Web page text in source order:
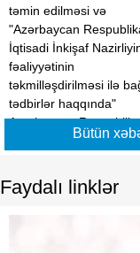
təmin edilməsi və
"Azərbaycan
İqtisadi İnkişaf
fəaliyyətinin
təkmilləşdirilməsi ilə
tədbirlər haqqında"
Azərbaycan
Prezidentinin 2006-cı
Fərmanında dəyişikliklər
edilməsi barədə" 2014-
il 20 fevral tarixli 111
Bütün
Faydalı linklər